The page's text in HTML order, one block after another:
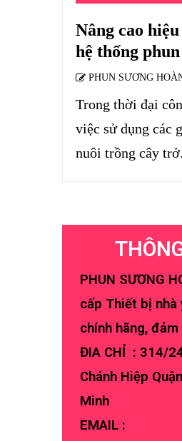
Nâng cao
hệ thống
PHUN SƯƠNG
Trong thời đại
việc sử dụng các
nuôi trồng cây
PHUN SƯƠNG
cấp Thiết bị nhà
chính hãng,
ĐIA CHỈ : 314/
Chánh Hiệp
Minh
EMAIL :